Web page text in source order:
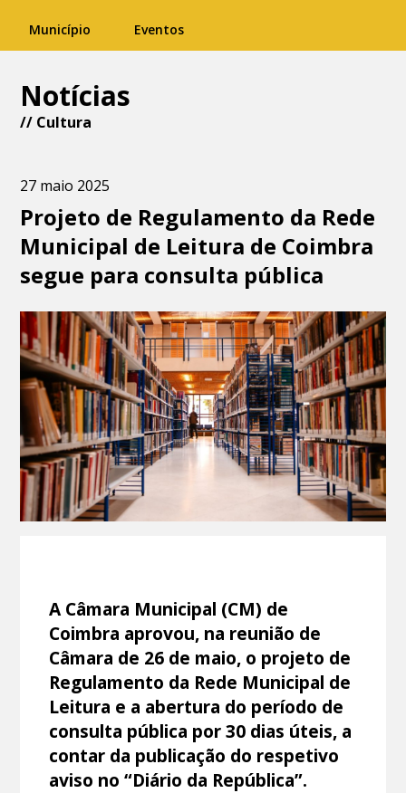
Município Eventos
Notícias
// Cultura
27 maio 2025
Projeto de Regulamento da Rede
Municipal de Leitura de Coimbra
segue para consulta pública
A Câmara Municipal (CM) de
Coimbra aprovou, na reunião de
Câmara de 26 de maio, o projeto de
Regulamento da Rede Municipal de
Leitura e a abertura do período de
consulta pública por 30 dias úteis, a
contar da publicação do respetivo
aviso no “Diário da República”.